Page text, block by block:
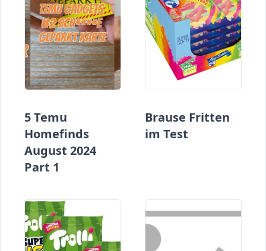
5 Temu
Homefinds
August 2024
Part 1
Brause Fritten
im Test